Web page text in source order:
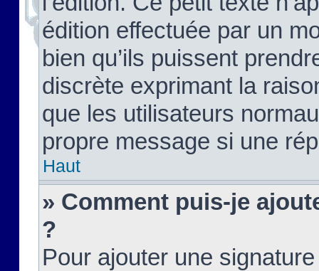
édition effectuée par un
bien qu’ils puissent
discrète exprimant la
que les utilisateurs
propre message si une
Haut
» Comment puis-je
?
Pour ajouter une